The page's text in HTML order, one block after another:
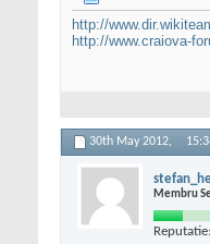
http://
http://www.craiova-
30th May 2012,
Membru
Reputatie: